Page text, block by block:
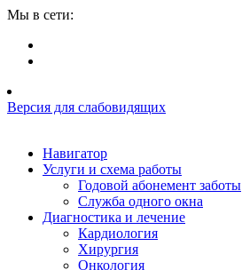
Мы в сети:
Версия для слабовидящих
Навигатор
Услуги и схема работы
Годовой абонемент заботы
Служба одного окна
Диагностика и лечение
Кардиология
Хирургия
Онкология